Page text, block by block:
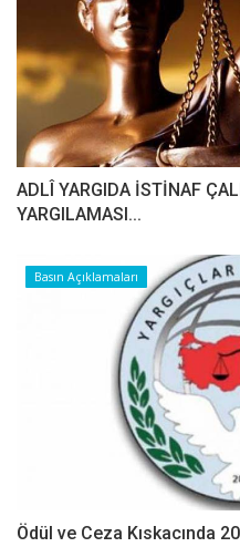
ADLÎ YARGIDA İSTİNAF
YARGILAMASI...
Basın Açıklamaları
Ödül ve Ceza Kıskacında